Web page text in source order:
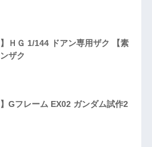
】ＨＧ 1/144 ドアン専用ザク 【素
ザク
】Gフレーム EX02 ガンダム試作2